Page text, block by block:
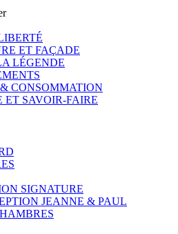
ET FAÇADE
LÉGENDE
CONSOMMATION
ET SAVOIR-FAIRE
SIGNATURE
JEANNE & PAUL